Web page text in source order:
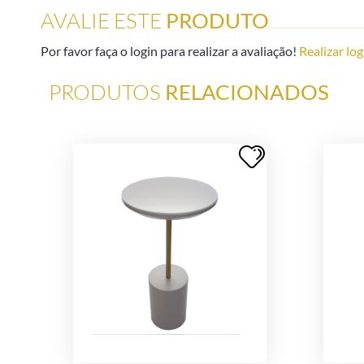
AVALIE ESTE PRODUTO
Por favor faça o login para realizar a avaliação! Realizar
PRODUTOS RELACIONADOS